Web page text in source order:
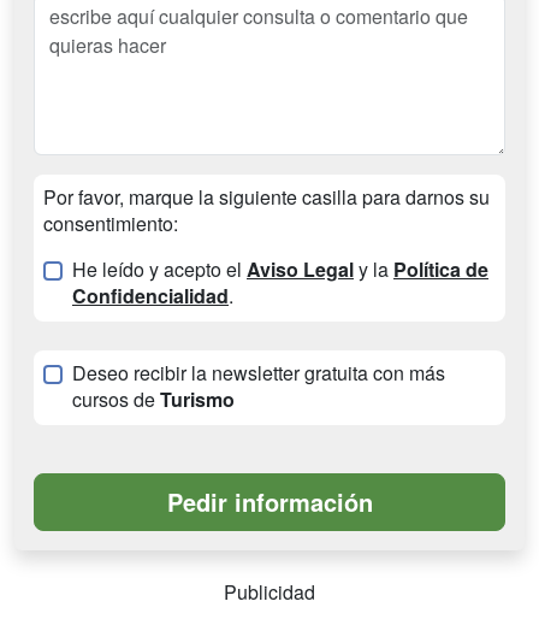
Por favor, marque la siguiente casilla para darnos su
consentimiento:
He leído y acepto el Aviso Legaly la Política de
Confidencialidad.
Deseo recibir la newsletter gratuita con más
cursos deTurismo
Publicidad